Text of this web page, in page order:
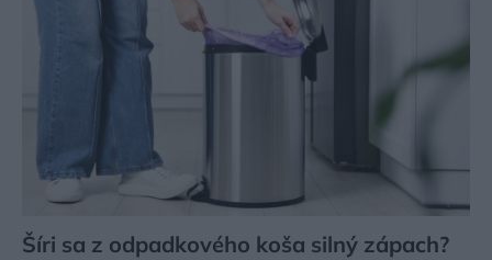
Šíri sa z odpadkového koša silný zápach?